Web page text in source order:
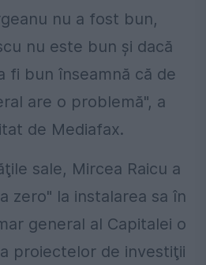
nu a fost bun,
nu este bun şi dacă
fi bun înseamnă că de
are o problemă", a
de Mediafax.
sale, Mircea Raicu a
zero" la instalarea sa în
general al Capitalei o
proiectelor de investiţii